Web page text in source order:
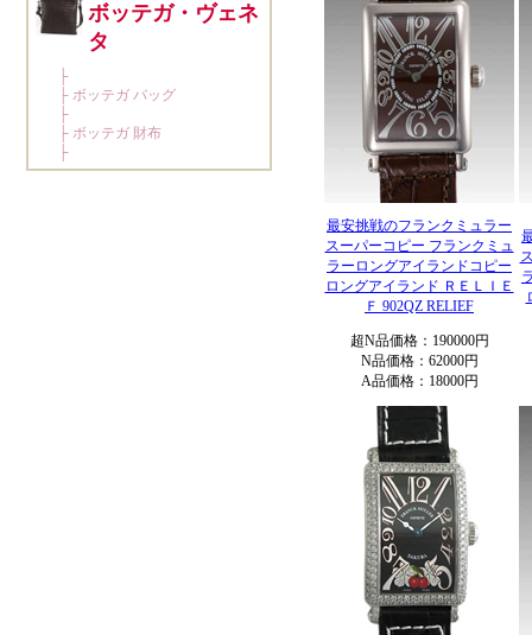
最安挑戦のフランクミュラー
スーパーコピー フランクミュ
ラーロングアイランドコピー
ロングアイランド ＲＥＬＩＥ
Ｆ 902QZ RELIEF
超N品価格：190000円
N品価格：62000円
A品価格：18000円